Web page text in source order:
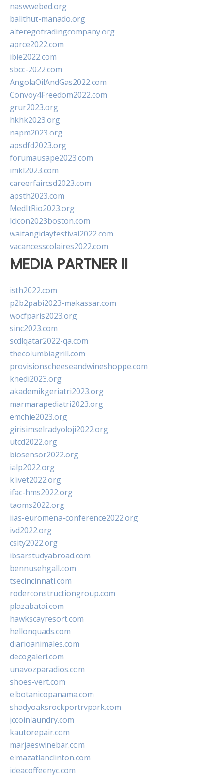
naswwebed.org
balithut-manado.org
alteregotradingcompany.org
aprce2022.com
ibie2022.com
sbcc-2022.com
AngolaOilAndGas2022.com
Convoy4Freedom2022.com
grur2023.org
hkhk2023.org
napm2023.org
apsdfd2023.org
forumausape2023.com
imkl2023.com
careerfaircsd2023.com
apsth2023.com
MedItRio2023.org
lcicon2023boston.com
waitangidayfestival2022.com
vacancesscolaires2022.com
MEDIA PARTNER II
isth2022.com
p2b2pabi2023-makassar.com
wocfparis2023.org
sinc2023.com
scdlqatar2022-qa.com
thecolumbiagrill.com
provisionscheeseandwineshoppe.com
khedi2023.org
akademikgeriatri2023.org
marmarapediatri2023.org
emchie2023.org
girisimselradyoloji2022.org
utcd2022.org
biosensor2022.org
ialp2022.org
klivet2022.org
ifac-hms2022.org
taoms2022.org
iias-euromena-conference2022.org
ivd2022.org
csity2022.org
ibsarstudyabroad.com
bennusehgall.com
tsecincinnati.com
roderconstructiongroup.com
plazabatai.com
hawkscayresort.com
hellonquads.com
diarioanimales.com
decogaleri.com
unavozparadios.com
shoes-vert.com
elbotanicopanama.com
shadyoaksrockportrvpark.com
jccoinlaundry.com
kautorepair.com
marjaeswinebar.com
elmazatlanclinton.com
ideacoffeenyc.com